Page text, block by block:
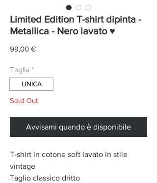
Limited Edition T-shirt dipinta -
Metallica - Nero lavato ♥
99,00 €Prezzo
Taglia *
UNICA
Sold Out
Avvisami quando è disponibile
T-shirt in cotone soft lavato in stile
vintage
Taglio classico dritto